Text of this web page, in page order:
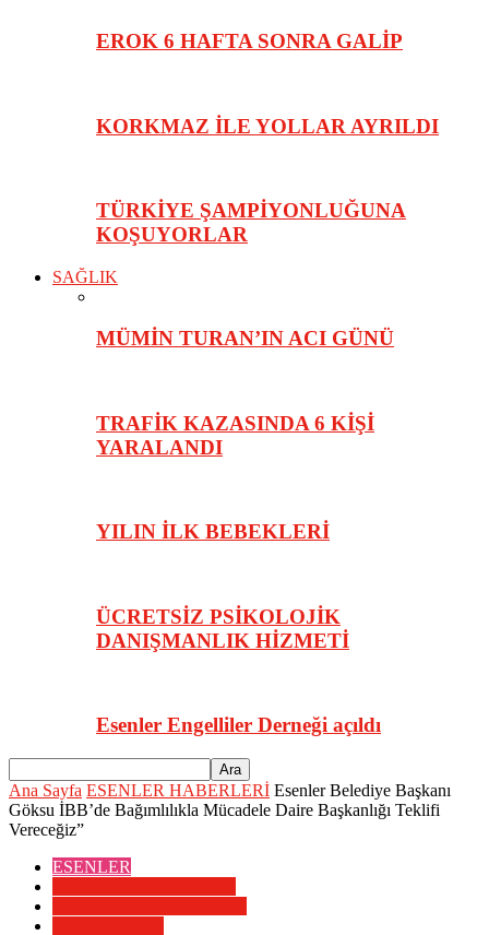
EROK 6 HAFTA SONRA GALİP
KORKMAZ İLE YOLLAR AYRILDI
TÜRKİYE ŞAMPİYONLUĞUNA
KOŞUYORLAR
SAĞLIK
MÜMİN TURAN’IN ACI GÜNÜ
TRAFİK KAZASINDA 6 KİŞİ
YARALANDI
YILIN İLK BEBEKLERİ
ÜCRETSİZ PSİKOLOJİK
DANIŞMANLIK HİZMETİ
Esenler Engelliler Derneği açıldı
Ana Sayfa ESENLER HABERLERİ Esenler Belediye Başkanı
Göksu İBB’de Bağımlılıkla Mücadele Daire Başkanlığı Teklifi
Vereceğiz”
ESENLER